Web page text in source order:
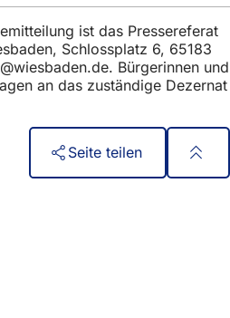
ist das Pressereferat
Schlossplatz 6, 65183
wiesbaden de. Bürgerinnen und
an das zuständige Dezernat
Seite teilen